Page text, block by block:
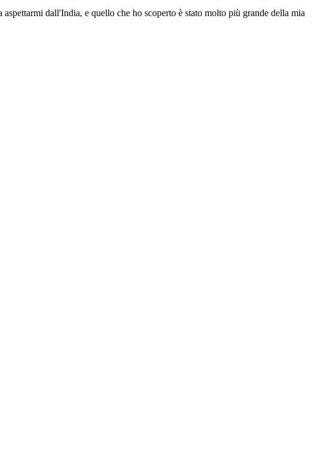
dall'India, e quello che ho scoperto è stato molto più grande della mia